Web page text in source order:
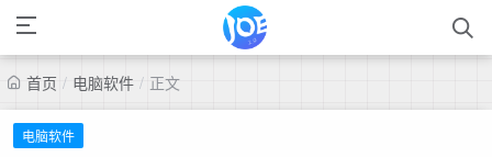
首页 / 电脑软件 / 正文
电脑软件